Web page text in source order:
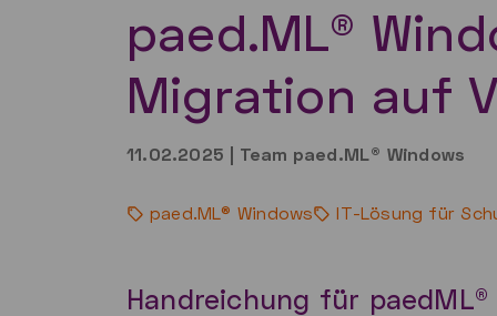
paed.ML®
Migration auf
11.02.2025 | Team paed.ML® Windows
paed.ML® Windows IT-Lösung für
Handreichung für